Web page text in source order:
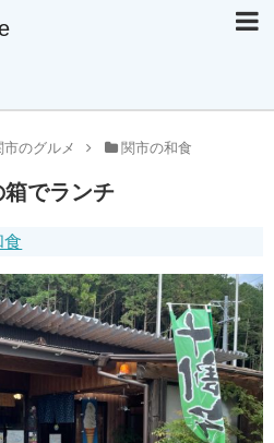
市のグルメ 関市の和食
でランチ
食